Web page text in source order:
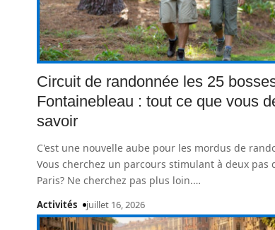
Circuit de randonnée les 25
Fontainebleau : tout ce que vous
savoir
C'est une nouvelle aube pour les mordus de
Vous cherchez un parcours stimulant à deux pas
Paris? Ne cherchez pas plus loin.…
Activités juillet 16, 2026